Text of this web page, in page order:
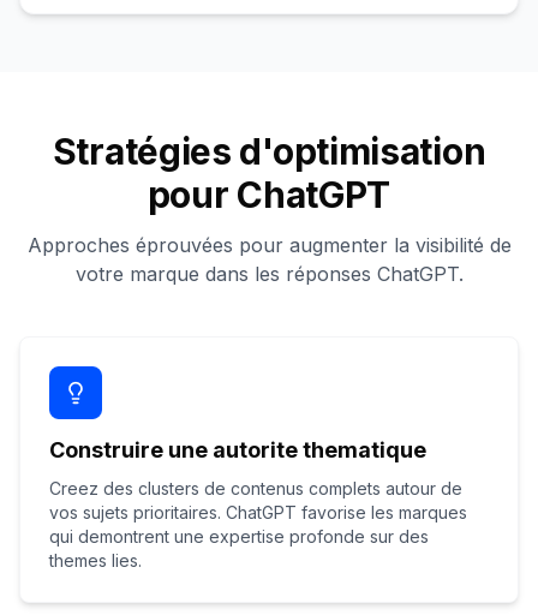
Stratégies d'optimisation
pour ChatGPT
Approches éprouvées pour augmenter la visibilité de
votre marque dans les réponses ChatGPT.
Construire une autorite thematique
Creez des clusters de contenus complets autour de
vos sujets prioritaires. ChatGPT favorise les marques
qui demontrent une expertise profonde sur des
themes lies.